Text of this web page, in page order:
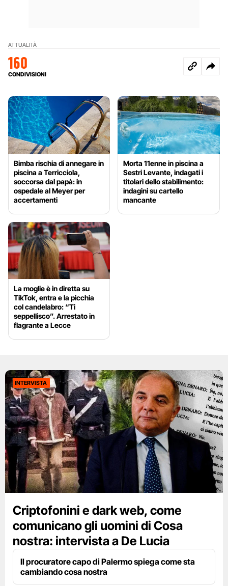
ATTUALITÀ
160
CONDIVISIONI
Bimba rischia di annegare in
piscina a Terricciola,
soccorsa dal papà: in
ospedale al Meyer per
accertamenti
Morta 11enne in piscina a
Sestri Levante, indagati i
titolari dello stabilimento:
indagini su cartello
mancante
La moglie è in diretta su
TikTok, entra e la picchia
col candelabro: “Ti
seppellisco”. Arrestato in
flagrante a Lecce
INTERVISTA
Criptofonini e dark web, come
comunicano gli uomini di Cosa
nostra: intervista a De Lucia
Il procuratore capo di Palermo spiega come sta
cambiando cosa nostra